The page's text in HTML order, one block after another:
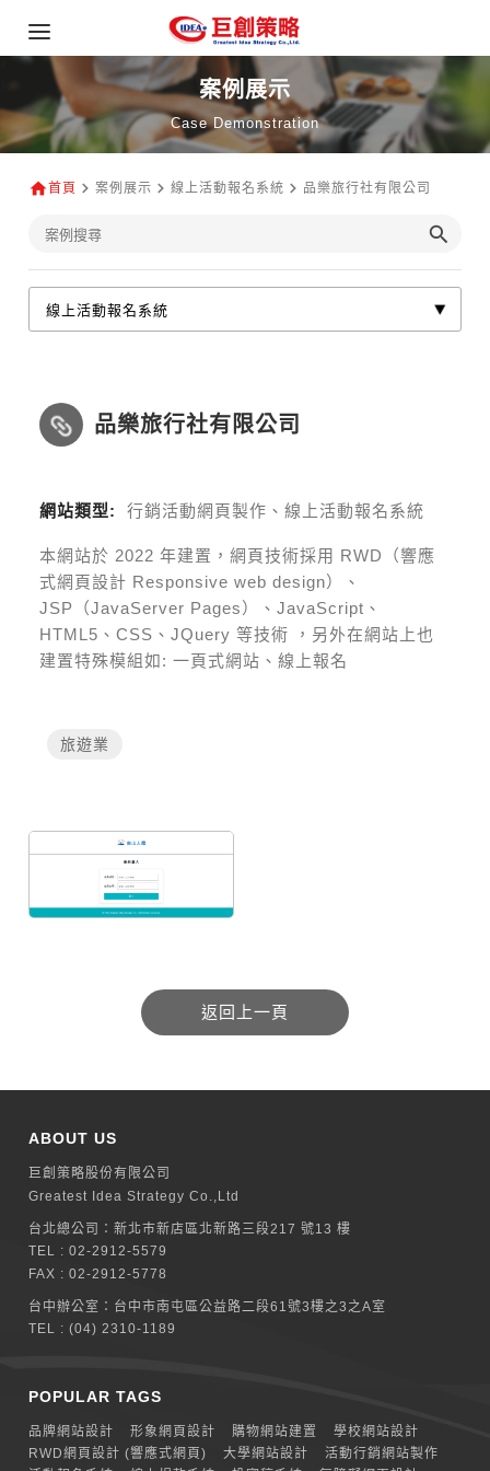
案例展示
Case Demonstration
首頁 案例展示 線上活動報名系統 品樂旅行社有限公司
品樂旅行社有限公司
網站類型: 行銷活動網頁製作、線上活動報名系統
本網站於 2022 年建置，網頁技術採用 RWD（響應
式網頁設計 Responsive web design）、
JSP（JavaServer Pages）、JavaScript、
HTML5、CSS、JQuery 等技術
，另外在網站上也
建置特殊模組如:一頁式網站、線上報名
旅遊業
ABOUT US
巨創策略股份有限公司
Greatest Idea Strategy Co.,Ltd
台北總公司：新北巿新店區北新路三段217 號13 樓
TEL :02-2912-5579
FAX : 02-2912-5778
台中辦公室： 台中市南屯區公益路二段61號3樓之3之A室
TEL :(04) 2310-1189
POPULAR TAGS
品牌網站設計 形象網頁設計 購物網站建置
學校網站設計
RWD網頁設計 (響應式網頁)
大學網站設計
活動行銷網站製作